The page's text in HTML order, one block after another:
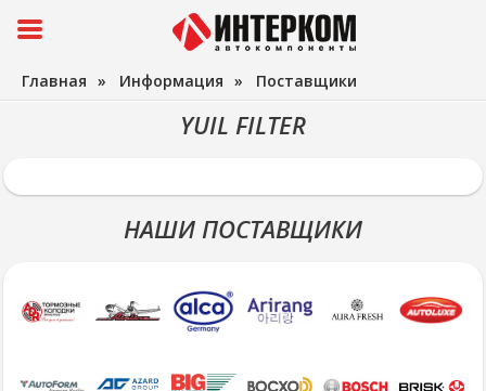
Главная » Информация » Поставщики
YUIL FILTER
НАШИ ПОСТАВЩИКИ